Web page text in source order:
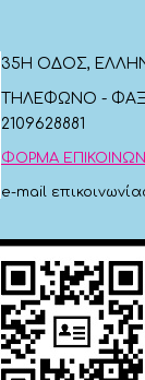
35Η ΟΔΟΣ,
ΤΗΛΕΦΩΝΟ -
2109628881
ΦΟΡΜΑ
e-mail